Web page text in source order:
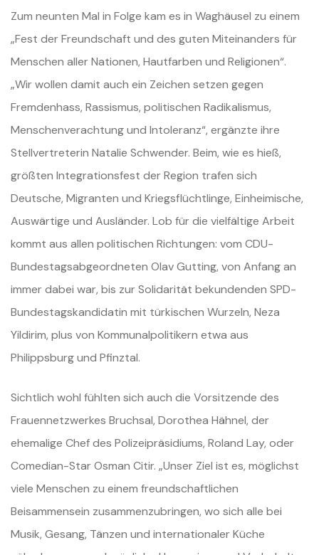
Zum neunten Mal in Folge kam es in Waghäusel zu einem
„Fest der Freundschaft und des guten Miteinanders für
Menschen aller Nationen, Hautfarben und Religionen“.
„Wir wollen damit auch ein Zeichen setzen gegen
Fremdenhass, Rassismus, politischen Radikalismus,
Menschenverachtung und Intoleranz“, ergänzte ihre
Stellvertreterin Natalie Schwender. Beim, wie es hieß,
größten Integrationsfest der Region trafen sich
Deutsche, Migranten und Kriegsflüchtlinge, Einheimische,
Auswärtige und Ausländer. Lob für die vielfältige Arbeit
kommt aus allen politischen Richtungen: vom CDU-
Bundestagsabgeordneten Olav Gutting, von Anfang an
immer dabei war, bis zur Solidarität bekundenden SPD-
Bundestagskandidatin mit türkischen Wurzeln, Neza
Yildirim, plus von Kommunalpolitikern etwa aus
Philippsburg und Pfinztal.
Sichtlich wohl fühlten sich auch die Vorsitzende des
Frauennetzwerkes Bruchsal, Dorothea Hähnel, der
ehemalige Chef des Polizeipräsidiums, Roland Lay, oder
Comedian-Star Osman Citir. „Unser Ziel ist es, möglichst
viele Menschen zu einem freundschaftlichen
Beisammensein zusammenzubringen, wo sich alle bei
Musik, Gesang, Tänzen und internationaler Küche